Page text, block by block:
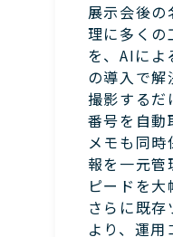
展示会後の
理に多くの
を、AIによ
の導入で解
撮影するだ
番号を自動
メモも同
報を一元管
ピードを大
さらに既
より、運